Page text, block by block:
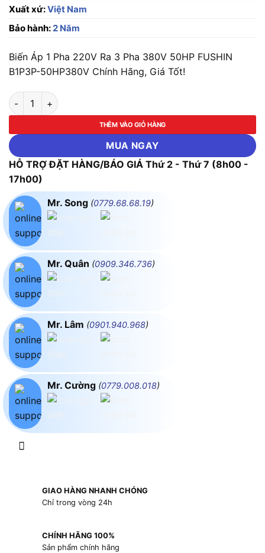
Xuất xứ:Việt Nam
Bảo hành:2 Năm
Biến Áp 1 Pha 220V Ra 3 Pha 380V 50HP FUSHIN
B1P3P-50HP380V Chính Hãng, Giá Tốt!
Biến Áp 1 Pha 220V Ra 3 Pha 380V 50HP FUSHIN B1P3P-
THÊM VÀO GIỎ HÀNG
MUA NGAY
HỖ TRỢ ĐẶT HÀNG/BÁO GIÁ Thứ 2 - Thứ 7 (8h00 -
17h00)
Mr. Song (0779.68.68.19)
Mr. Quân (0909.346.736)
Mr. Lâm (0901.940.968)
Mr. Cường (0779.008.018)
GIAO HÀNG NHANH CHÓNG
Chỉ trong vòng 24h
CHÍNH HÃNG 100%
Sản phẩm chính hãng